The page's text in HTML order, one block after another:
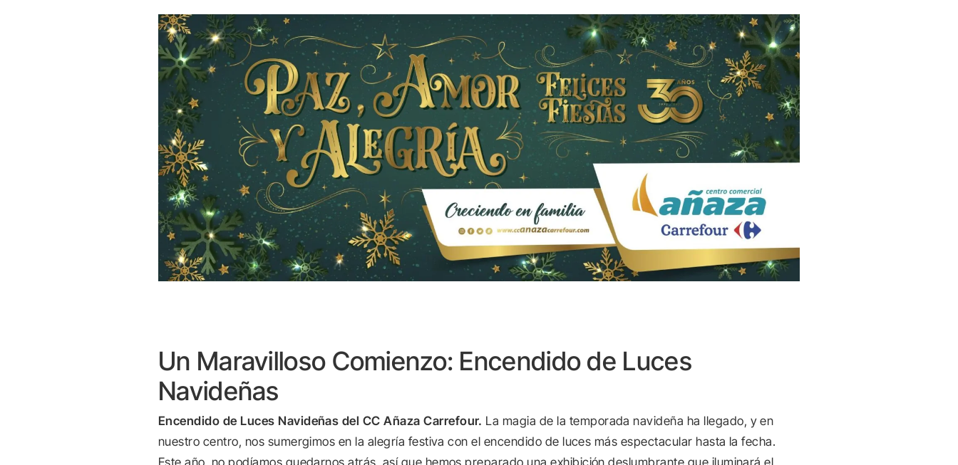
Un Maravilloso Comienzo: Encendido de Luces
Navideñas
Encendido de Luces Navideñas del CC Añaza Carrefour. La magia de la temporada navideña ha llegado, y en
nuestro centro, nos sumergimos en la alegría festiva con el encendido de luces más espectacular hasta la fecha.
Este año, no podíamos quedarnos atrás, así que hemos preparado una exhibición deslumbrante que iluminará el